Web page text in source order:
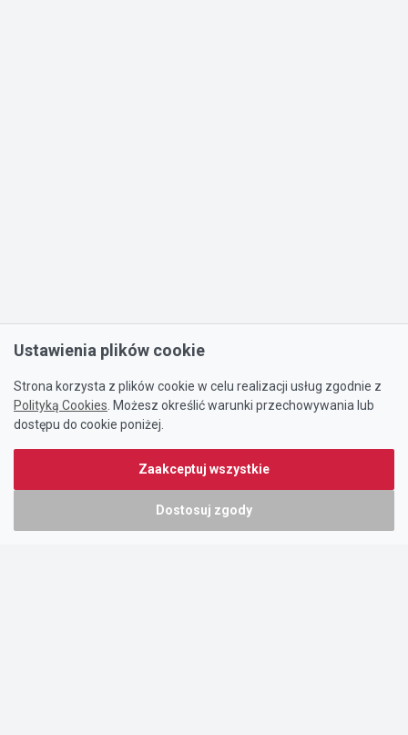
Ustawienia plików cookie
Strona korzysta z plików cookie w celu realizacji usług zgodnie z
Polityką Cookies . Możesz określić warunki przechowywania lub
dostępu do cookie poniżej.
Zaakceptuj wszystkie
Dostosuj zgody